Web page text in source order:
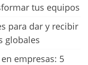
tus equipos
para dar y recibir
globales
empresas: 5